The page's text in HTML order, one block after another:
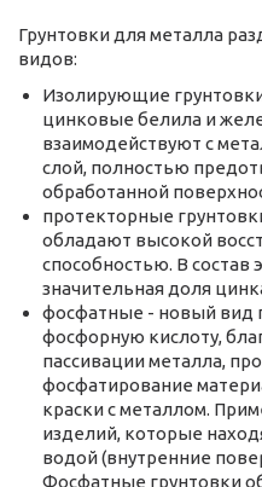
Грунтовки для металла
видов:
Изолирующие
цинковые белила и
взаимодействуют с
слой, полностью
обработанной
протекторные
обладают высокой
способностью. В состав
значительная доля
фосфатные - новый вид
фосфорную кислоту,
пассивации металла,
фосфатирование
краски с металлом.
изделий, которые
водой (внутренние
Фосфатные грунтовки